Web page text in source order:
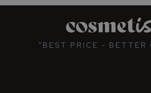
"BEST PRICE - BETTER